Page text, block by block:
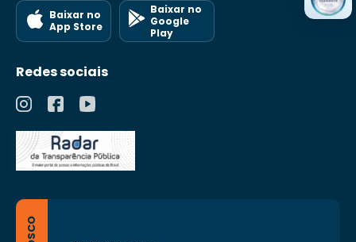
Baixar no
App Store
Baixar no
Google
Play
Redes sociais